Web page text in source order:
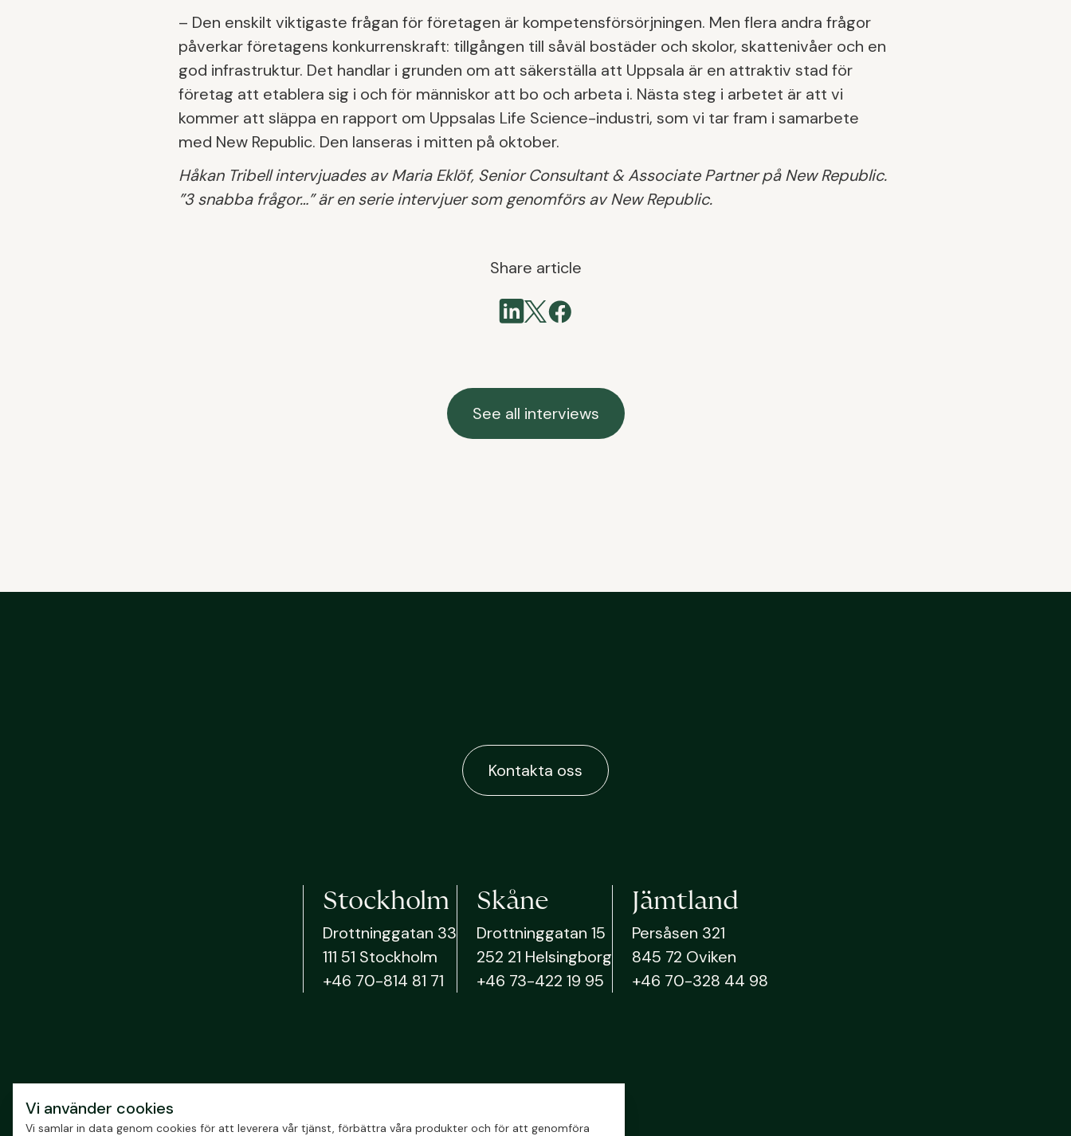
Vi använder cookies
Vi samlar in data genom cookies för att leverera vår tjänst, förbättra våra produkter och för att genomföra
– Den enskilt viktigaste frågan för företagen är kompetensförsörjningen. Men flera andra frågor
påverkar företagens konkurrenskraft: tillgången till såväl bostäder och skolor, skattenivåer och en
god infrastruktur. Det handlar i grunden om att säkerställa att Uppsala är en attraktiv stad för
företag att etablera sig i och för människor att bo och arbeta i. Nästa steg i arbetet är att vi
kommer att släppa en rapport om Uppsalas Life Science-industri, som vi tar fram i samarbete
med New Republic. Den lanseras i mitten på oktober.
Håkan Tribell intervjuades av Maria Eklöf, Senior Consultant & Associate Partner på New Republic.
”3 snabba frågor…” är en serie intervjuer som genomförs av New Republic.
Share article
See all interviews
Kontakta oss
Stockholm
Drottninggatan 33
111 51 Stockholm
+46 70-814 81 71
Skåne
Drottninggatan 15
252 21 Helsingborg
+46 73-422 19 95
Jämtland
Persåsen 321
845 72 Oviken
+46 70-328 44 98